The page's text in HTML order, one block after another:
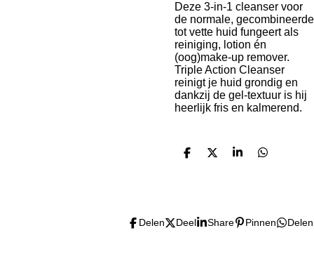
Deze 3-in-1 cleanser voor
de normale, gecombineerde
tot vette huid fungeert als
reiniging, lotion én
(oog)make-up remover.
Triple Action Cleanser
reinigt je huid grondig en
dankzij de gel-textuur is hij
heerlijk fris en kalmerend.
D
D
S
D
Delen
Deel Share Pinnen Delen